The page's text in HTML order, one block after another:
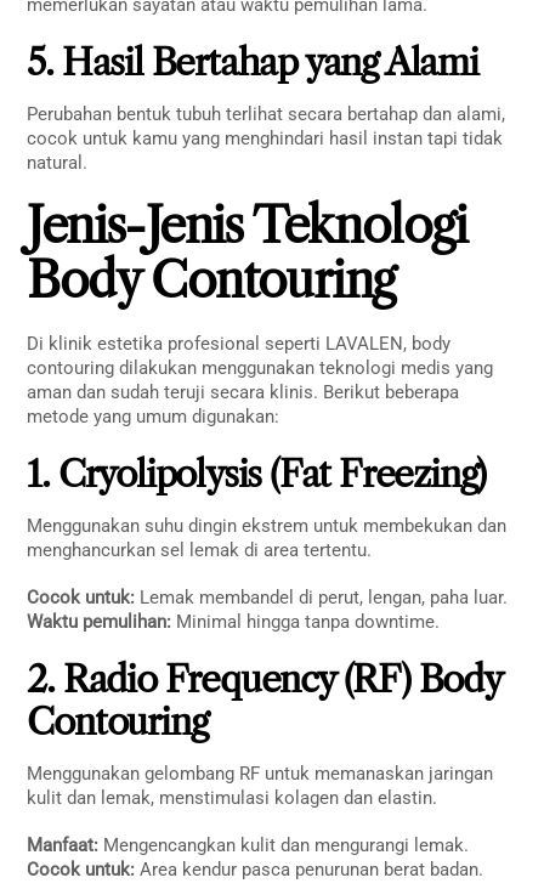
memerlukan sayatan atau waktu pemulihan lama.
5. Hasil Bertahap yang Alami
Perubahan bentuk tubuh terlihat secara bertahap dan alami,
cocok untuk kamu yang menghindari hasil instan tapi tidak
natural.
Jenis-Jenis Teknologi
Body Contouring
Di klinik estetika profesional seperti LAVALEN, body
contouring dilakukan menggunakan teknologi medis yang
aman dan sudah teruji secara klinis. Berikut beberapa
metode yang umum digunakan:
1. Cryolipolysis (Fat Freezing)
Menggunakan suhu dingin ekstrem untuk membekukan dan
menghancurkan sel lemak di area tertentu.
Cocok untuk: Lemak membandel di perut, lengan, paha luar.
Waktu pemulihan: Minimal hingga tanpa downtime.
2. Radio Frequency (RF) Body
Contouring
Menggunakan gelombang RF untuk memanaskan jaringan
kulit dan lemak, menstimulasi kolagen dan elastin.
Manfaat: Mengencangkan kulit dan mengurangi lemak.
Cocok untuk: Area kendur pasca penurunan berat badan.